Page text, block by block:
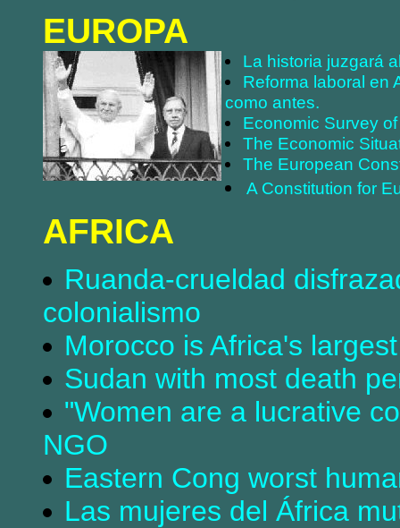
EUROPA
La historia juzgará
Reforma laboral en
como antes.
Economic Survey
The Economic
The European
A Constitution for
AFRICA
Ruanda-crueldad
colonialismo
Morocco is Africa's
Sudan with most death
"Women are a lucrative
NGO
Eastern Cong worst
Las mujeres del África